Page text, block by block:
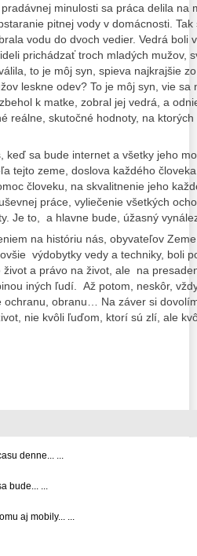
minulosti sa práca delila na
pitnej vody v domácnosti.
vodu do dvoch vedier. Vedrá boli
prichádzať troch mladých mužov,
to je môj syn, spieva najkrajšie
leskne odev? To je môj syn, vie
k matke, zobral jej vedrá, a
reálne, skutočné hodnoty, na
sa bude internet a všetky jeho
tejto zeme, doslova každého
človeku, na skvalitnenie jeho
práce, vyliečenie všetkých
Je to, a hlavne bude, úžasný
na históriu nás, obyvateľov
výdobytky vedy a techniky, boli
a právo na život, ale na
iných ľudí. Až potom, neskôr,
obranu… Na záver si
nie kvôli ľuďom, ktorí sú zlí, ale
denne... ...
bude... ...
aj mobily... ...